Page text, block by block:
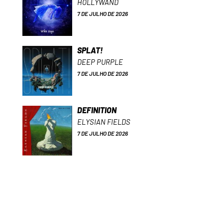
HOLLYWAND
7 DE JULHO DE 2026
SPLAT!
DEEP PURPLE
7 DE JULHO DE 2026
DEFINITION
ELYSIAN FIELDS
7 DE JULHO DE 2026